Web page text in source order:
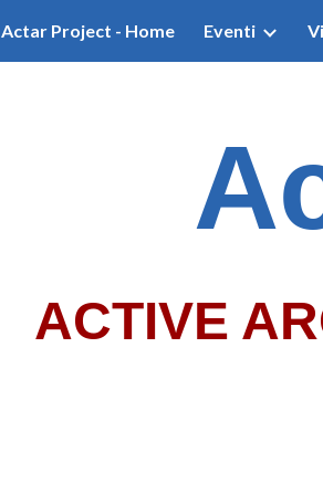
Skip to navigation
Actar Project - Home Eventi
ACTIVE